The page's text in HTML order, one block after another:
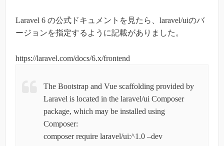
Laravel 6 の公式ドキュメントを見たら、laravel/uiのバ
ージョンを指定するように記載がありました。
https://laravel.com/docs/6.x/frontend
The Bootstrap and Vue scaffolding provided by
Laravel is located in the laravel/ui Composer
package, which may be installed using
Composer:
composer require laravel/ui:^1.0 –dev